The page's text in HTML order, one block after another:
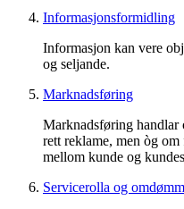
Informasjonsformidling
Informasjon kan vere
og seljande.
Marknadsføring
Marknadsføring handlar
rett reklame, men òg
mellom kunde og
Servicerolla og